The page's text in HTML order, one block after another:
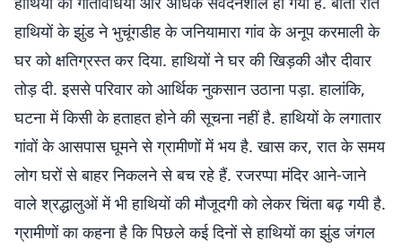
हाथियों के झुंड ने भुचूंगडीह के जनियामारा गांव के अनूप करमाली के
घर को क्षतिग्रस्त कर दिया. हाथियों ने घर की खिड़की और दीवार
तोड़ दी. इससे परिवार को आर्थिक नुकसान उठाना पड़ा. हालांकि,
घटना में किसी के हताहत होने की सूचना नहीं है. हाथियों के लगातार
गांवों के आसपास घूमने से ग्रामीणों में भय है. खास कर, रात के समय
लोग घरों से बाहर निकलने से बच रहे हैं. रजरप्पा मंदिर आने-जाने
वाले श्रद्धालुओं में भी हाथियों की मौजूदगी को लेकर चिंता बढ़ गयी है.
ग्रामीणों का कहना है कि पिछले कई दिनों से हाथियों का झुंड जंगल